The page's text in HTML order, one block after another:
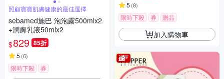
照顧寶寶肌膚健康的最佳選擇
sebamed施巴 泡泡露500mlx2
+潤膚乳液50mlx2
$829 85折
5 (6)
限時下殺 券
5 (8)
限時下殺 券 贈品
加入購物車